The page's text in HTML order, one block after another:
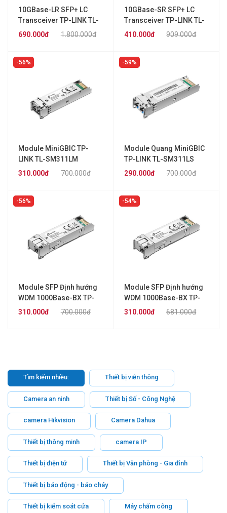
10GBase-LR SFP+ LC
Transceiver TP-LINK TL-
SM5110-LR
1.800.000đ
690.000đ
10GBase-SR SFP+ LC
Transceiver TP-LINK TL-
SM5110-SR
909.000đ
410.000đ
56%
Module MiniGBIC TP-
LINK TL-SM311LM
700.000đ
310.000đ
59%
Module Quang MiniGBIC
TP-LINK TL-SM311LS
700.000đ
290.000đ
56%
Module SFP Định hướng
WDM 1000Base-BX TP-
LINK TL-SM321A700.000đ
310.000đ
54%
Module SFP Định hướng
WDM 1000Base-BX TP-
LINK TL-SM321B681.000đ
310.000đ
Tìm kiếm nhiều: Thiết bị viễn thông
Camera an ninh Thiết bị Số - Công Nghệ
camera Hikvision Camera Dahua
Thiết bị thông minh camera IP
Thiết bị điện tử Thiết bị Văn phòng - Gia đình
Thiết bị báo động - báo cháy
Thiết bị kiểm soát cửa Máy chấm công